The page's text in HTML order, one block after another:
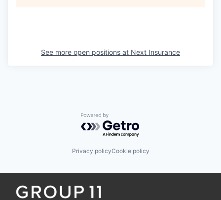
See more open positions at Next Insurance
Powered by Getro.com
Privacy policyCookie policy